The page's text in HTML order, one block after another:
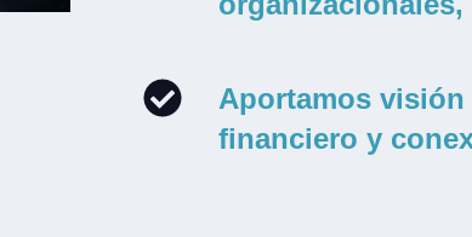
Aportamos
financiero y